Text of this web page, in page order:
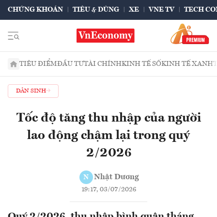
CHỨNG KHOÁN TIÊU & DÙNG XE VNE TV TECH
TIÊU ĐIỂMĐẦU TƯTÀI CHÍNHKINH TẾ SỐKINH TẾ XANH
DÂN SINH
Tốc độ tăng thu nhập của người
lao động chậm lại trong quý
2/2026
N Nhật Dương
19:17, 03/07/2026